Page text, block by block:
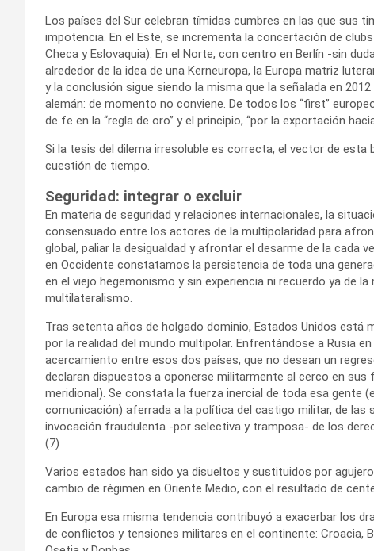
Los países del Sur celebran tímidas cumbres en las que sus
impotencia. En el Este, se incrementa la concertación de
Checa y Eslovaquia). En el Norte, con centro en Berlín -sin
alrededor de la idea de una Kerneuropa, la Europa matriz
y la conclusión sigue siendo la misma que la señalada en
alemán: de momento no conviene. De todos los “first”
de fe en la “regla de oro” y el principio, “por la exportación
Si la tesis del dilema irresoluble es correcta, el vector de
cuestión de tiempo.
Seguridad: integrar o excluir
En materia de seguridad y relaciones internacionales, la
consensuado entre los actores de la multipolaridad para
global, paliar la desigualdad y afrontar el desarme de la cada
en Occidente constatamos la persistencia de toda una
en el viejo hegemonismo y sin experiencia ni recuerdo ya de
multilateralismo.
Tras setenta años de holgado dominio, Estados Unidos está
por la realidad del mundo multipolar. Enfrentándose a Rusia
acercamiento entre esos dos países, que no desean un
declaran dispuestos a oponerse militarmente al cerco en
meridional). Se constata la fuerza inercial de toda esa gente
comunicación) aferrada a la política del castigo militar, de las
invocación fraudulenta -por selectiva y tramposa- de los
(7)
Varios estados han sido ya disueltos y sustituidos por
cambio de régimen en Oriente Medio, con el resultado de
En Europa esa misma tendencia contribuyó a exacerbar los
de conflictos y tensiones militares en el continente: Croacia,